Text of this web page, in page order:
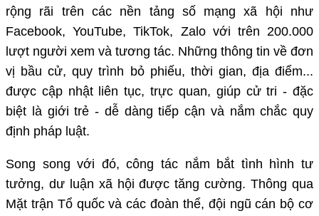
rộng rãi trên các nền tảng số mạng xã hội như
Facebook, YouTube, TikTok, Zalo với trên 200.000
lượt người xem và tương tác. Những thông tin về đơn
vị bầu cử, quy trình bỏ phiếu, thời gian, địa điểm...
được cập nhật liên tục, trực quan, giúp cử tri - đặc
biệt là giới trẻ - dễ dàng tiếp cận và nắm chắc quy
định pháp luật.
Song song với đó, công tác nắm bắt tình hình tư
tưởng, dư luận xã hội được tăng cường. Thông qua
Mặt trận Tổ quốc và các đoàn thể, đội ngũ cán bộ cơ